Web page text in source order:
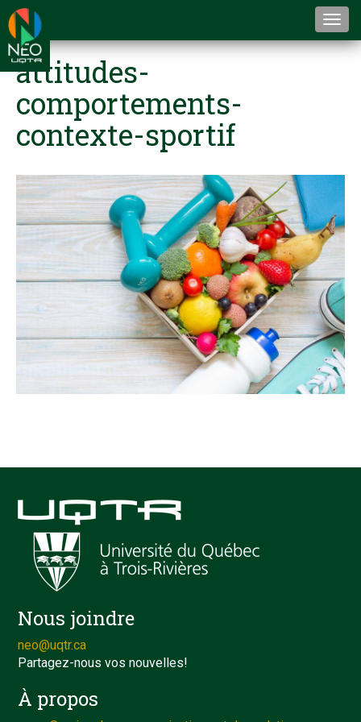
attitudes-
comportements-
contexte-sportif
Nous joindre
neo@uqtr.ca
Partagez-nous vos nouvelles!
À propos